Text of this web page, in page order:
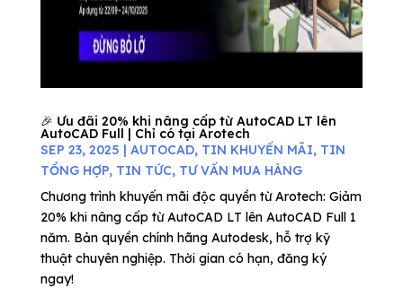
🎉 Ưu đãi 20% khi nâng cấp từ AutoCAD LT lên
AutoCAD Full | Chỉ có tại Arotech
SEP 23, 2025 | AUTOCAD, TIN KHUYẾN MÃI, TIN
TỔNG HỢP, TIN TỨC, TƯ VẤN MUA HÀNG
Chương trình khuyến mãi độc quyền từ Arotech: Giảm
20% khi nâng cấp từ AutoCAD LT lên AutoCAD Full 1
năm. Bản quyền chính hãng Autodesk, hỗ trợ kỹ
thuật chuyên nghiệp. Thời gian có hạn, đăng ký
ngay!